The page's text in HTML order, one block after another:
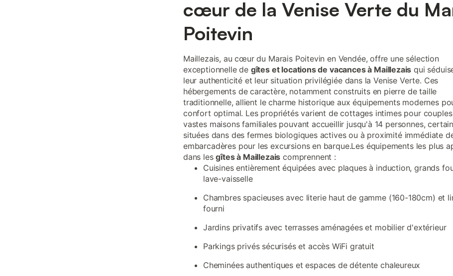
cœur de la Venise Verte du
Poitevin
Maillezais, au cœur du Marais Poitevin en Vendée, offre une sélection
exceptionnelle de gîtes et locations de vacances à Maillezais qui
leur authenticité et leur situation privilégiée dans la Venise Verte. Ces
hébergements de caractère, notamment construits en pierre de taille
traditionnelle, allient le charme historique aux équipements modernes
confort optimal. Les propriétés varient de cottages intimes pour
vastes maisons familiales pouvant accueillir jusqu'à 14 personnes,
situées dans des fermes biologiques actives ou à proximité immédiate
embarcadères pour les excursions en barque.Les équipements les plus
dans lesgîtes à Maillezais comprennent :
Cuisines entièrement équipées avec plaques à induction, grands
lave-vaisselle
Chambres spacieuses avec literie haut de gamme (160-180cm) et
fourni
Jardins privatifs avec terrasses aménagées et mobilier d'extérieur
Parkings privés sécurisés et accès WiFi gratuit
Cheminées authentiques et espaces de détente chaleureux